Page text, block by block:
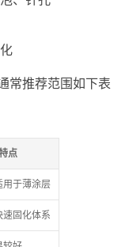
常推荐范围如下表
点
用于薄涂层
速固化体系